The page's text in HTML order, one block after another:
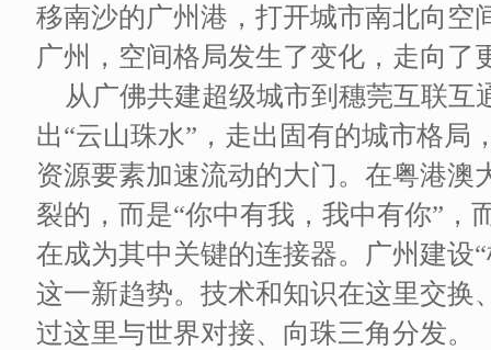
移南沙的广州港，打开城市南北向空
广州，空间格局发生了变化，走向了
从广佛共建超级城市到穗莞互联
出“云山珠水”，走出固有的城市格局
资源要素加速流动的大门。在粤港澳
裂的，而是“你中有我，我中有你”，
在成为其中关键的连接器。广州建设
这一新趋势。技术和知识在这里交换
过这里与世界对接、向珠三角分发。